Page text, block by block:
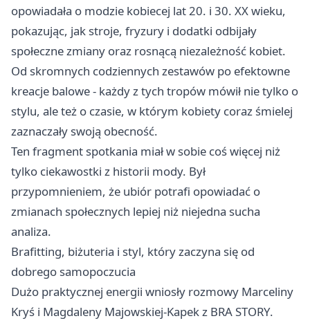
opowiadała o modzie kobiecej lat 20. i 30. XX wieku,
pokazując, jak stroje, fryzury i dodatki odbijały
społeczne zmiany oraz rosnącą niezależność kobiet.
Od skromnych codziennych zestawów po efektowne
kreacje balowe - każdy z tych tropów mówił nie tylko o
stylu, ale też o czasie, w którym kobiety coraz śmielej
zaznaczały swoją obecność.
Ten fragment spotkania miał w sobie coś więcej niż
tylko ciekawostki z historii mody. Był
przypomnieniem, że ubiór potrafi opowiadać o
zmianach społecznych lepiej niż niejedna sucha
analiza.
Brafitting, biżuteria i styl, który zaczyna się od
dobrego samopoczucia
Dużo praktycznej energii wniosły rozmowy Marceliny
Kryś i Magdaleny Majowskiej-Kapek z BRA STORY.